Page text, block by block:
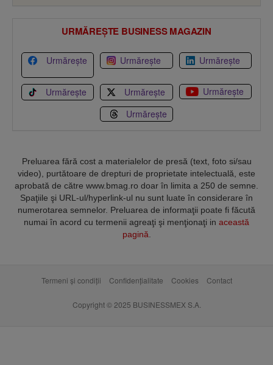
URMĂREȘTE BUSINESS MAGAZIN
Urmărește Urmărește Urmărește
Urmărește Urmărește
Urmărește
Urmărește
Preluarea fără cost a materialelor de presă (text, foto si/sau
video), purtătoare de drepturi de proprietate intelectuală, este
aprobată de către www.bmag.ro doar în limita a 250 de semne.
Spaţiile şi URL-ul/hyperlink-ul nu sunt luate în considerare în
numerotarea semnelor. Preluarea de informaţii poate fi făcută
numai în acord cu termenii agreaţi şi menţionaţi in această
pagină
Termeni și condiții Confidențialitate Cookies Contact
Copyright © 2025 BUSINESSMEX S.A.